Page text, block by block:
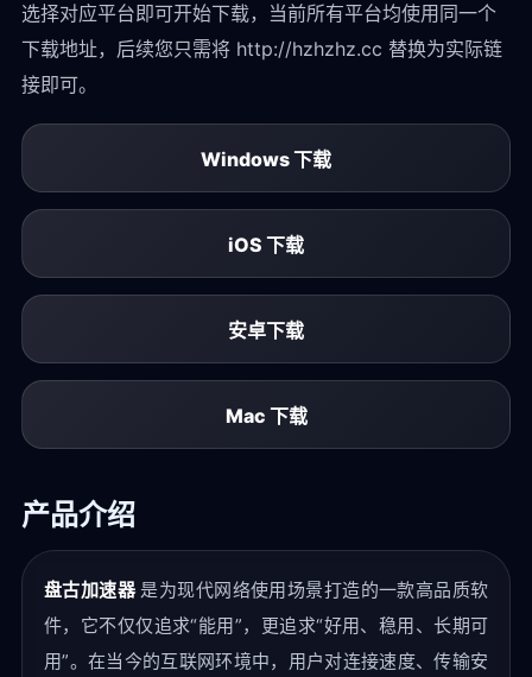
选择对应平台即可开始下载，当前所有平台均使用同一个
下载地址，后续您只需将 http://hzhzhz.cc 替换为实际链
接即可。
Windows 下载
iOS 下载
安卓下载
Mac 下载
产品介绍
盘古加速器是为现代网络使用场景打造的一款高品质软
件，它不仅仅追求“能用”，更追求“好用、稳用、长期可
用”。在当今的互联网环境中，用户对连接速度、传输安